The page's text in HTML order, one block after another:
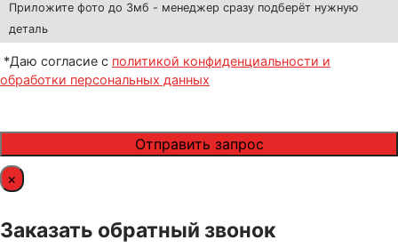
Приложите фото до 3мб - менеджер сразу подберёт нужную
деталь
*Даю согласие с политикой конфиденциальности и
обработки персональных данных
×
Заказать обратный звонок